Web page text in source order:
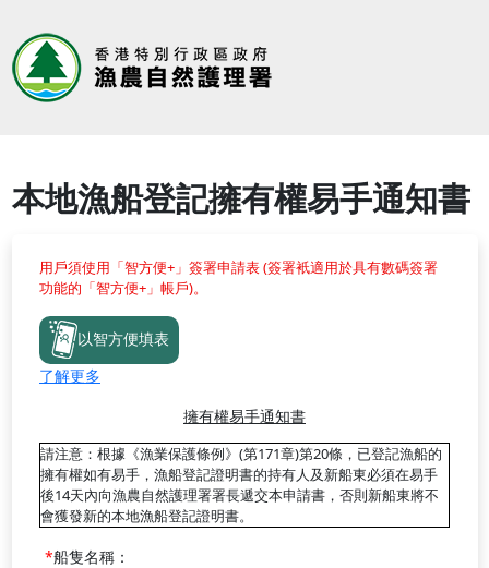
本地漁船登記擁有權易手通知書
用戶須使用「智方便+」簽署申請表 (簽署衹適用於具有數碼簽署
功能的「智方便+」帳戶)。
以智方便填表
了解更多
擁有權易手通知書
請注意：根據《漁業保護條例》(第171章)第20條，已登記漁船的
擁有權如有易手，漁船登記證明書的持有人及新船東必須在易手
後14天內向漁農自然護理署署長遞交本申請書，否則新船東將不
會獲發新的本地漁船登記證明書。
船隻名稱：